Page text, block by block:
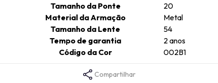
Tamanho da Ponte
20
Material da Armação
Metal
Tamanho da Lente
54
Tempo de garantia
2 anos
Código da Cor
002B1
Compartilhar